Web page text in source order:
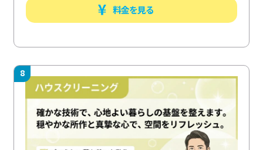
料金を見る
8